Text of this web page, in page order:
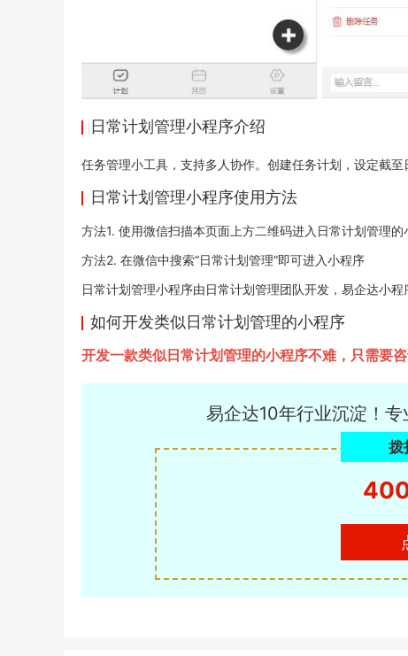
日常计划管理小程序介绍
任务管理小工具，支持多人协作。创建任务计划，设定截至
日常计划管理小程序使用方法
方法1. 使用微信扫描本页面上方二维码进入日常计划管理的
方法2. 在微信中搜索“日常计划管理”即可进入小程序
日常计划管理小程序由日常计划管理团队开发，易企达小
如何开发类似日常计划管理的小程序
开发一款类似日常计划管理的小程序不难，只需要
易企达10年行业沉淀！
拨